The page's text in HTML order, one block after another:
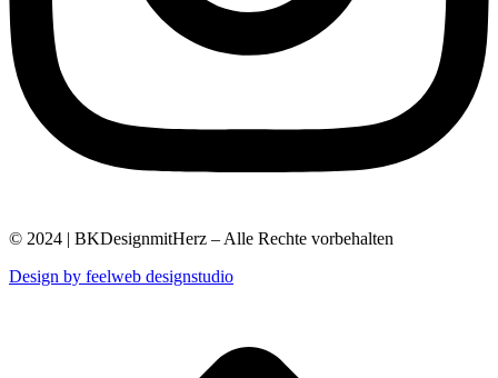
© 2024 | BKDesignmitHerz – Alle Rechte vorbehalten
Design by feelweb designstudio